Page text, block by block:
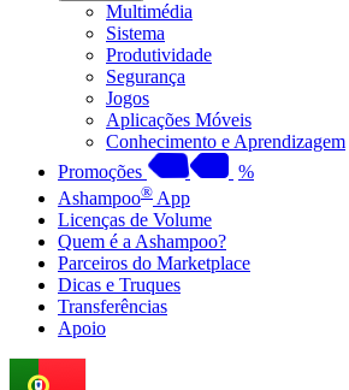
Multimédia
Sistema
Produtividade
Segurança
Jogos
Aplicações Móveis
Conhecimento e Aprendizagem
Promoções
%
Ashampoo® App
Licenças de Volume
Quem é a Ashampoo?
Parceiros do Marketplace
Dicas e Truques
Transferências
Apoio